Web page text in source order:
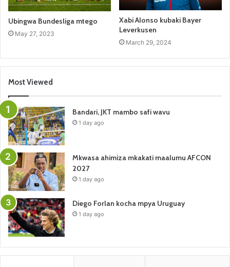
Ubingwa Bundesliga mtego
May 27, 2023
Xabi Alonso kubaki Bayer
Leverkusen
March 29, 2024
Most Viewed
Bandari, JKT mambo safi wavu
1 day ago
Mkwasa ahimiza mkakati maalumu AFCON
2027
1 day ago
Diego Forlan kocha mpya Uruguay
1 day ago